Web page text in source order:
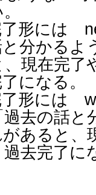
了形には
と分かる
現在完了
になる。
了形には
去の話と
あると、
去完了に